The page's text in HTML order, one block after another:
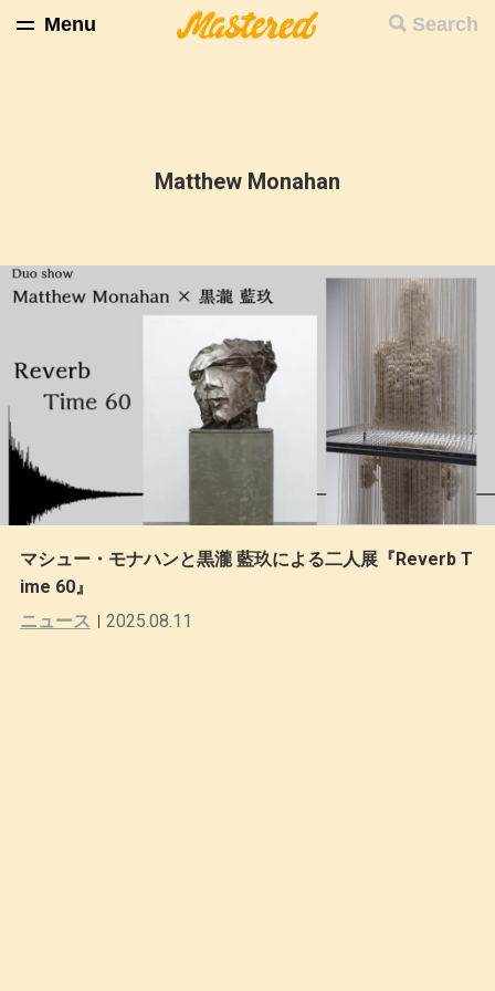
Search
Menu
Matthew Monahan
マシュー・モナハンと黒瀧 藍玖による二人展『Reverb T
ime 60』
ニュース
2025.08.11